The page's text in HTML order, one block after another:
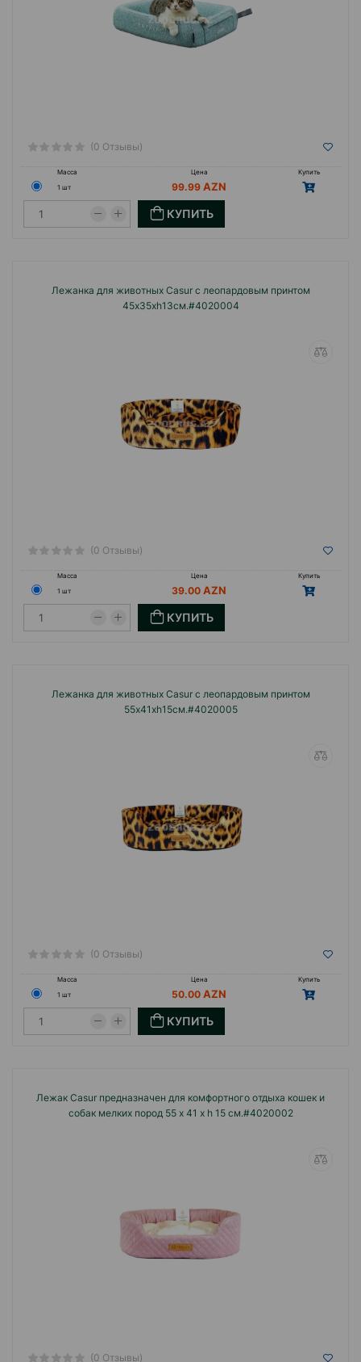
(0 Отзывы)
Масса Цена
Купить
1 шт
99.99
КУПИТЬ
Лежанка для животных Casur с леопардовым принтом
45x35xh13см.#4020004
(0 Отзывы)
Масса Цена
Купить
1 шт
39.00
КУПИТЬ
Лежанка для животных Casur с леопардовым принтом
55x41xh15см.#4020005
(0 Отзывы)
Масса Цена
Купить
1 шт
50.00
КУПИТЬ
Лежак Casur предназначен для комфортного отдыха кошек и
собак мелких пород 55 x 41 x h 15 см.#4020002
(0 Отзывы)